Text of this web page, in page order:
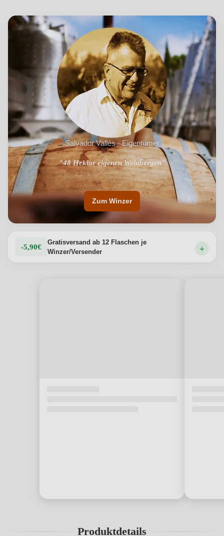
Salvador Vallés · Eigentümer
"48 Hektar eigenen Weinbergen"
"Hochwertige Weine und Cavas mit dem Charakter des
katalanischen Terroirs"
Zum Winzer
-5,90€
Gratisversand ab 12 Flaschen je
Winzer/Versender
Produktdetails